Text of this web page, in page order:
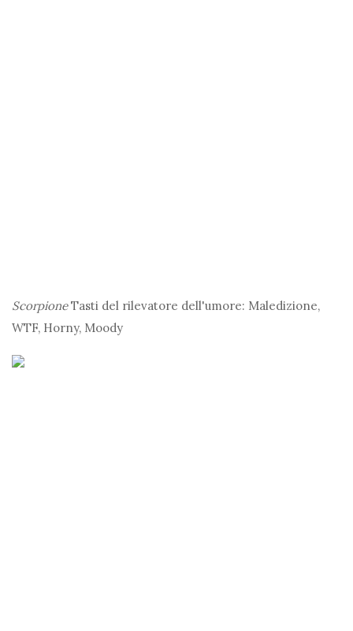
ScorpioneTasti del rilevatore dell'umore: Maledizione,
WTF, Horny, Moody